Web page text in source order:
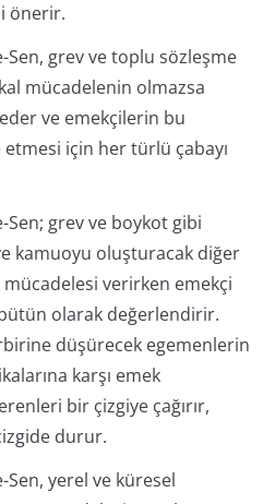
önerir.
Sen, grev ve toplu sözleşme
mücadelenin olmazsa
ve emekçilerin bu
etmesi için her türlü çabayı
Sen; grev ve boykot gibi
kamuoyu oluşturacak diğer
verirken emekçi
olarak değerlendirir.
düşürecek egemenlerin
karşı emek
bir çizgiye çağırır,
durur.
Sen, yerel ve küresel